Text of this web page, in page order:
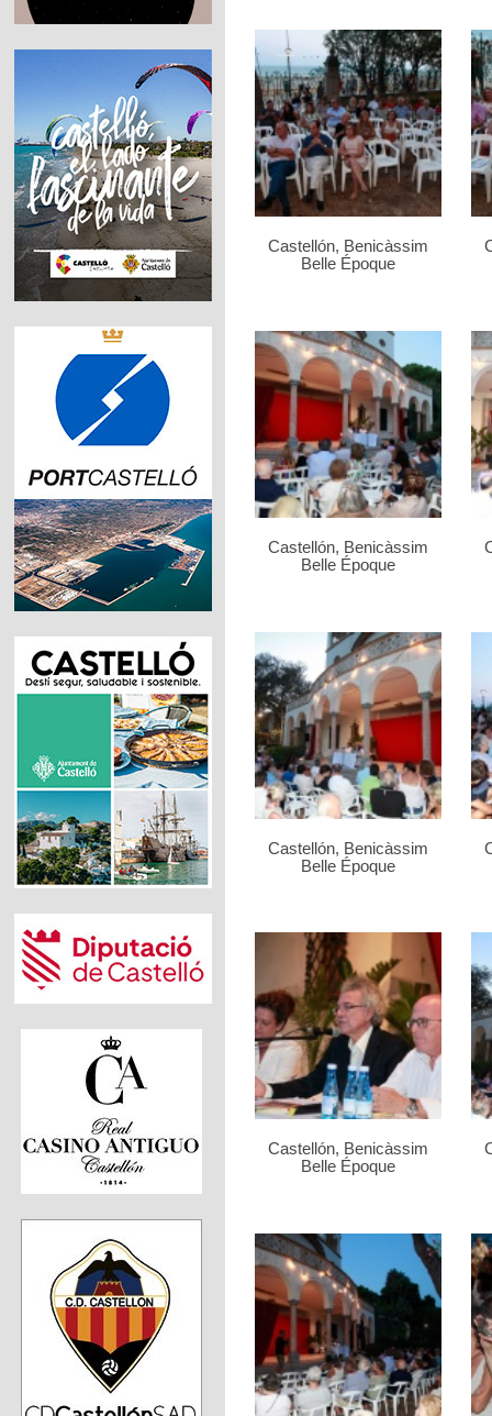
Castellón, Benicàssim
Belle Époque
Castellón, Benicàssim
Belle Époque
Castellón, Benicàssim
Belle Époque
Castellón, Benicàssim
Belle Époque